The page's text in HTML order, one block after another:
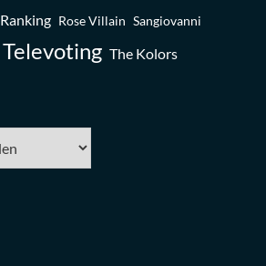
Ranking Rose Villain Sangiovanni
Televoting The Kolors